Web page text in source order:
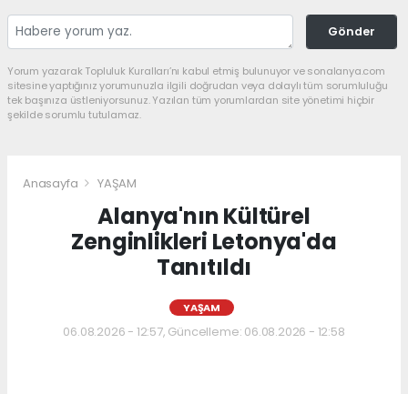
Gönder
Yorum yazarak Topluluk Kuralları’nı kabul etmiş bulunuyor ve sonalanya.com
sitesine yaptığınız yorumunuzla ilgili doğrudan veya dolaylı tüm sorumluluğu
tek başınıza üstleniyorsunuz. Yazılan tüm yorumlardan site yönetimi hiçbir
şekilde sorumlu tutulamaz.
Anasayfa YAŞAM
Alanya'nın Kültürel
Zenginlikleri Letonya'da
Tanıtıldı
YAŞAM
06.08.2026 - 12:57, Güncelleme: 06.08.2026 - 12:58